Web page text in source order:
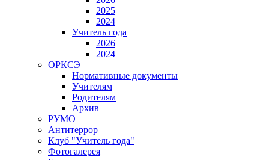
2025
2024
Учитель года
2026
2024
ОРКСЭ
Нормативные документы
Учителям
Родителям
Архив
РУМО
Антитеррор
Клуб "Учитель года"
Фотогалерея